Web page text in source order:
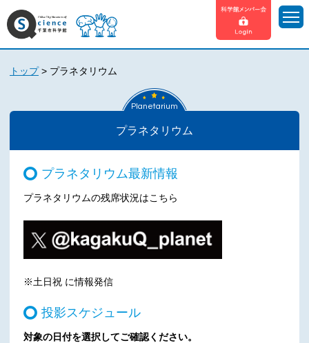
トップ> プラネタリウム
Planetarium
プラネタリウム
プラネタリウム最新情報
プラネタリウムの残席状況はこちら
※土日祝 に情報発信
投影スケジュール
対象の日付を選択してご確認ください。